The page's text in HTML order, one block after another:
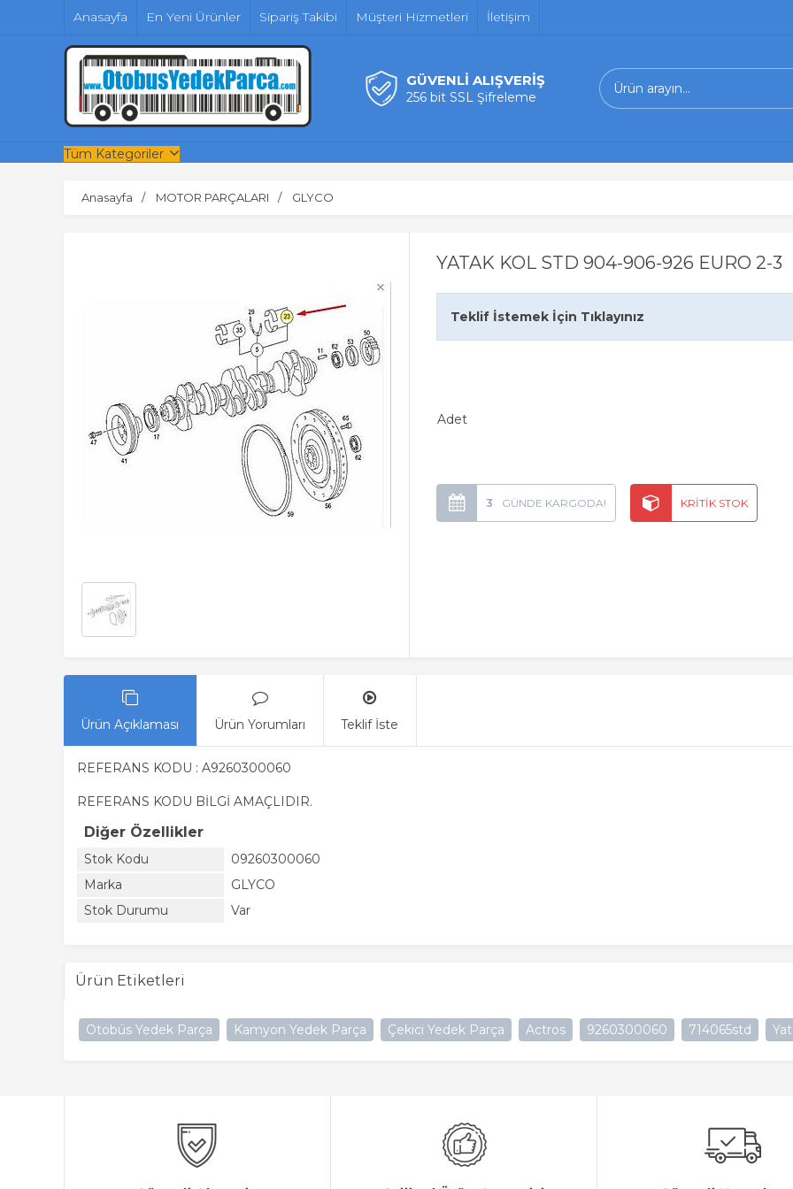
Anasayfa En Yeni Ürünler Sipariş Takibi Müşteri Hizmetleri İletişim
GÜVENLİ ALIŞVERİŞ
256 bit SSL Şifreleme
Tüm Kategoriler
Anasayfa MOTOR PARÇALARI GLYCO
YATAK KOL STD 904-906-926 EURO 2-3
Teklif İstemek İçin Tıklayınız
Adet
3
Ürün Açıklaması Ürün Yorumları Teklif İste
REFERANS KODU : A9260300060
REFERANS KODU BİLGİ AMAÇLIDIR.
Diğer Özellikler
Stok Kodu
09260300060
Marka
GLYCO
Stok Durumu
Var
Ürün Etiketleri
Otobüs Yedek Parça Kamyon Yedek Parça Çekici Yedek Parça Actros 9260300060 714065std